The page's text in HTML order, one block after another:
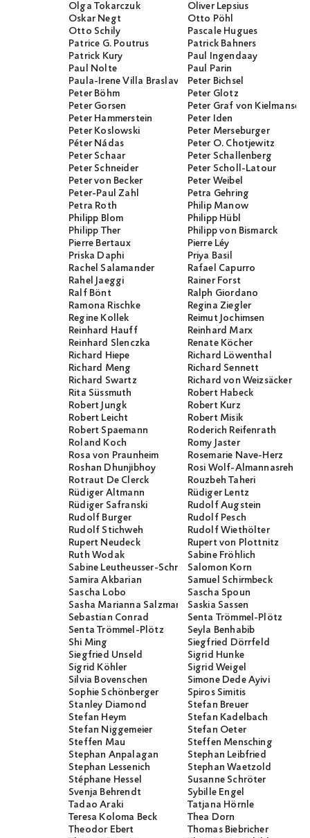
Olga Tokarczuk
Oliver Lepsius
Oskar Negt
Otto Pöhl
Otto Schily
Pascale Hugues
Patrice G. Poutrus
Patrick Bahners
Patrick Kury
Paul Ingendaay
Paul Nolte
Paul Parin
Paula-Irene Villa BraslavskyPeter Bichsel
Peter Böhm
Peter Glotz
Peter Gorsen
Peter Graf von
Peter Hammerstein
Peter Iden
Peter Koslowski
Peter Merseburger
Péter Nádas
Peter O. Chotjewitz
Peter Schaar
Peter Schallenberg
Peter Schneider
Peter Scholl-Latour
Peter von Becker
Peter Weibel
Peter-Paul Zahl
Petra Gehring
Petra Roth
Philip Manow
Philipp Blom
Philipp Hübl
Philipp Ther
Philipp von Bismarck
Pierre Bertaux
Pierre Léy
Priska Daphi
Priya Basil
Rachel Salamander
Rafael Capurro
Rahel Jaeggi
Rainer Forst
Ralf Bönt
Ralph Giordano
Ramona Rischke
Regina Ziegler
Regine Kollek
Reimut Jochimsen
Reinhard Hauff
Reinhard Marx
Reinhard Slenczka
Renate Köcher
Richard Hiepe
Richard Löwenthal
Richard Meng
Richard Sennett
Richard Swartz
Richard von Weizsäcker
Rita Süssmuth
Robert Habeck
Robert Jungk
Robert Kurz
Robert Leicht
Robert Misik
Robert Spaemann
Roderich Reifenrath
Roland Koch
Romy Jaster
Rosa von Praunheim
Rosemarie Nave-Herz
Roshan Dhunjibhoy
Rosi Wolf-Almannasreh
Rotraut De Clerck
Rouzbeh Taheri
Rüdiger Altmann
Rüdiger Lentz
Rüdiger Safranski
Rudolf Augstein
Rudolf Burger
Rudolf Pesch
Rudolf Stichweh
Rudolf Wiethölter
Rupert Neudeck
Rupert von Plottnitz
Ruth Wodak
Sabine Fröhlich
Sabine Leutheusser-Schnarrenberger
Salomon Korn
Samira Akbarian
Samuel Schirmbeck
Sascha Lobo
Sascha Spoun
Sasha Marianna Salzmann Saskia Sassen
Sebastian Conrad
Senta Trömmel-Plötz
Senta Trömmel-Plötz
Seyla Benhabib
Shi Ming
Siegfried Dörrfeld
Siegfried Unseld
Sigrid Hunke
Sigrid Köhler
Sigrid Weigel
Silvia Bovenschen
Simone Dede Ayivi
Sophie Schönberger
Spiros Simitis
Stanley Diamond
Stefan Breuer
Stefan Heym
Stefan Kadelbach
Stefan Niggemeier
Stefan Oeter
Steffen Mau
Steffen Mensching
Stephan Anpalagan
Stephan Leibfried
Stephan Lessenich
Stephan Waetzold
Stéphane Hessel
Susanne Schröter
Svenja Behrendt
Sybille Engel
Tadao Araki
Tatjana Hörnle
Teresa Koloma Beck
Thea Dorn
Theodor Ebert
Thomas Biebricher